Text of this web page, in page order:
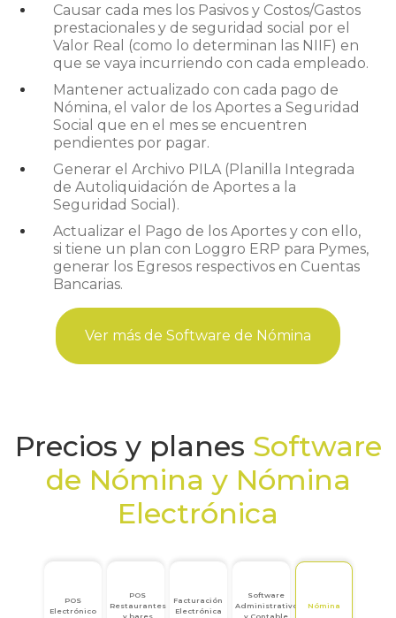
Causar cada mes los Pasivos y Costos/Gastos
prestacionales y de seguridad social por el
Valor Real (como lo determinan las NIIF) en
que se vaya incurriendo con cada empleado.
Mantener actualizado con cada pago de
Nómina, el valor de los Aportes a Seguridad
Social que en el mes se encuentren
pendientes por pagar.
Generar el Archivo PILA (Planilla Integrada
de Autoliquidación de Aportes a la
Seguridad Social).
Actualizar el Pago de los Aportes y con ello,
si tiene un plan con Loggro ERP para Pymes,
generar los Egresos respectivos en Cuentas
Bancarias.
Ver más de Software de Nómina
Precios y planes Software
de Nómina y Nómina
Electrónica
POS
Electrónico
POS
Restaurantes
y bares
Facturación
Electrónica
Software
Administrativo
y Contable
Nómina